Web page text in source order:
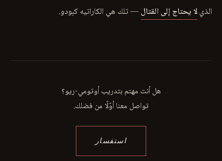
الذيلا يحتاج إلى القتال— تلك هي الكاراتيه كبودو.
هل أنت مهتم بتدريب أوتومي-ريو؟
تواصل معنا أوّلًا من فضلك.
استفسار